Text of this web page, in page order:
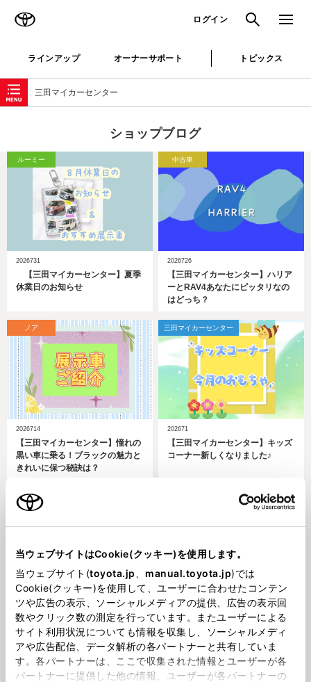
当ウェブサイトはCookie(クッキー)を使用します。
当ウェブサイト(toyota.jp manual.toyota.jp)では
Cookie(クッキー)を使用して、ユーザーに合わせたコンテン
ツや広告の表示、ソーシャルメディアの提供、広告の表示回
数やクリック数の測定を行っています。またユーザーによる
サイト利用状況についても情報を収集し、ソーシャルメディ
アや広告配信、データ解析の各パートナーと共有していま
す。各パートナーは、ここで収集された情報とユーザーが各
パートナーに提供した他の情報、ユーザーが各パートナーの
ログイン 検索 メニュ
ラインアップ オーナーサポート トピックス
三田マイカーセンター
ショップブログ
ルーミー
2026731
【三田マイカーセンター】夏季
休業日のお知らせ
中古車
2026726
【三田マイカーセンター】ハリア
ーとRAV4あなたにピッタリなの
はどっち？
ノア
2026714
【三田マイカーセンター】憧れの
黒い車に乗る！ブラックの魅力と
きれいに保つ秘訣は？
三田マイカーセンター
202671
【三田マイカーセンター】キッズ
コーナー新しくなりました♪
三田マイカーセンター
2026618
【三田マイカーセンター】ママ・
パパ必見子育ての味方！シエンタ
で出かけよう♪
【三田マイカーセンター】キッズ
コーナー・今月のおもちゃ♪
三田マイカーセンター トヨタカローラ神戸